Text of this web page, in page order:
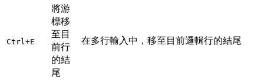
Ctrl+E
將游
標移
至目
前行
的結
尾
在多行輸入中，移至目前邏輯行的結尾